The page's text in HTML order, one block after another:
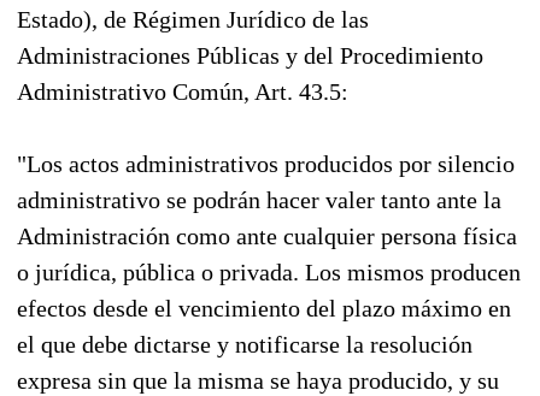
Estado), de Régimen Jurídico de las
Administraciones Públicas y del Procedimiento
Administrativo Común, Art. 43.5:
"Los actos administrativos producidos por silencio
administrativo se podrán hacer valer tanto ante la
Administración como ante cualquier persona física
o jurídica, pública o privada. Los mismos producen
efectos desde el vencimiento del plazo máximo en
el que debe dictarse y notificarse la resolución
expresa sin que la misma se haya producido, y su